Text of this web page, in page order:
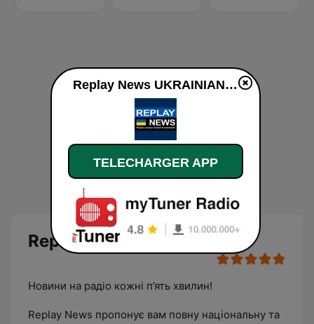
Replay News UKRAINIAN
Новини на радіо кожні п’ять хвилин!
Replay News пропонує вам повну національну та
Replay News UKRAINIAN en ligne
TELECHARGER APP